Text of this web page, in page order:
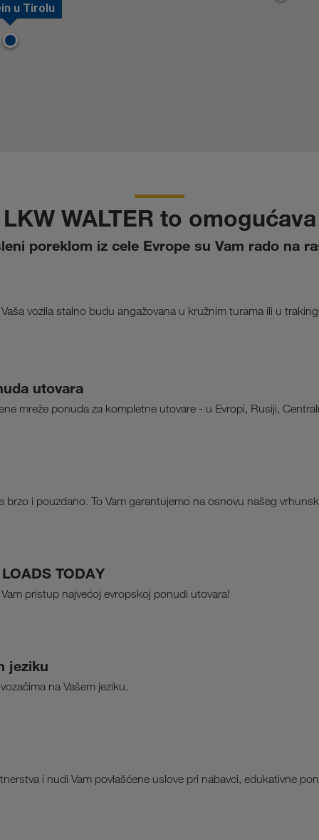
u Tirolu
LKW WALTER to omogućava
poreklom iz cele Evrope su Vam rado na
vozila stalno budu angažovana u kružnim turama ili u
utovara
mreže ponuda za kompletne utovare - u Evropi, Rusiji,
brzo i pouzdano. To Vam garantujemo na osnovu našeg
TODAY
pristup najvećoj evropskoj ponudi utovara!
jeziku
na Vašem jeziku.
i nudi Vam povlašćene uslove pri nabavci, edukativne